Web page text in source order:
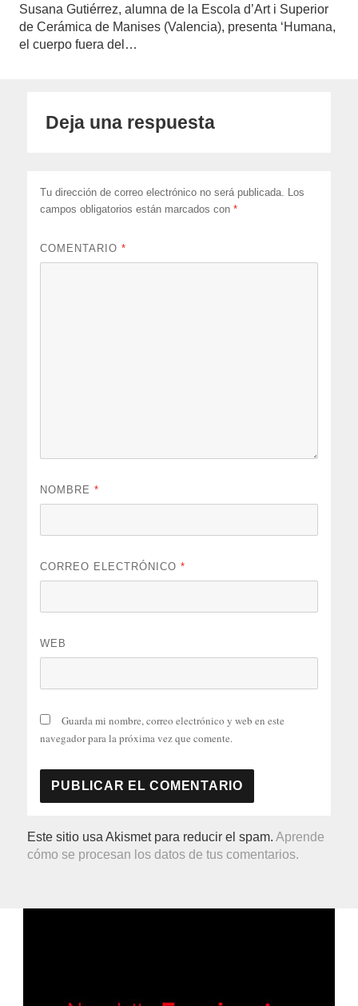
Susana Gutiérrez, alumna de la Escola d’Art i Superior
de Cerámica de Manises (Valencia), presenta ‘Humana,
el cuerpo fuera del…
Deja una respuesta
Tu dirección de correo electrónico no será publicada. Los
campos obligatorios están marcados con*
COMENTARIO*
NOMBRE*
CORREO ELECTRÓNICO*
WEB
Guarda mi nombre, correo electrónico y web en este
navegador para la próxima vez que comente.
Este sitio usa Akismet para reducir el spam.Aprende
cómo se procesan los datos de tus comentarios.